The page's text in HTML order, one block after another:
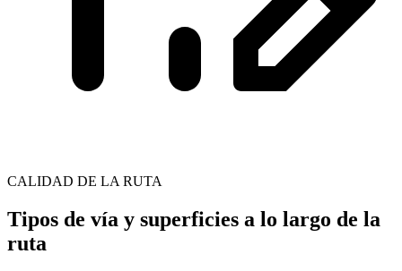
CALIDAD DE LA RUTA
Tipos de vía y superficies a lo largo de la
ruta